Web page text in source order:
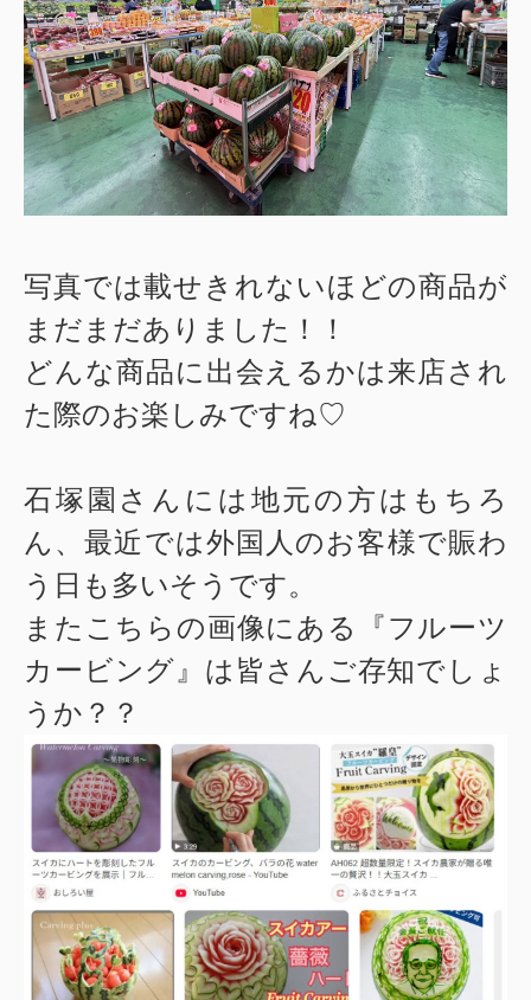
写真では載せきれないほどの商品が
まだまだありました！！
どんな商品に出会えるかは来店され
た際のお楽しみですね♡
石塚園さんには地元の方はもちろ
ん、最近では外国人のお客様で賑わ
う日も多いそうです。
またこちらの画像にある『フルーツ
カービング』は皆さんご存知でしょ
うか？？